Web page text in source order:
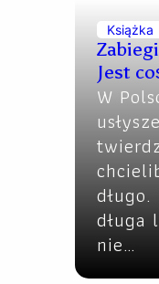
Książka
Jest
W
długa
nie…